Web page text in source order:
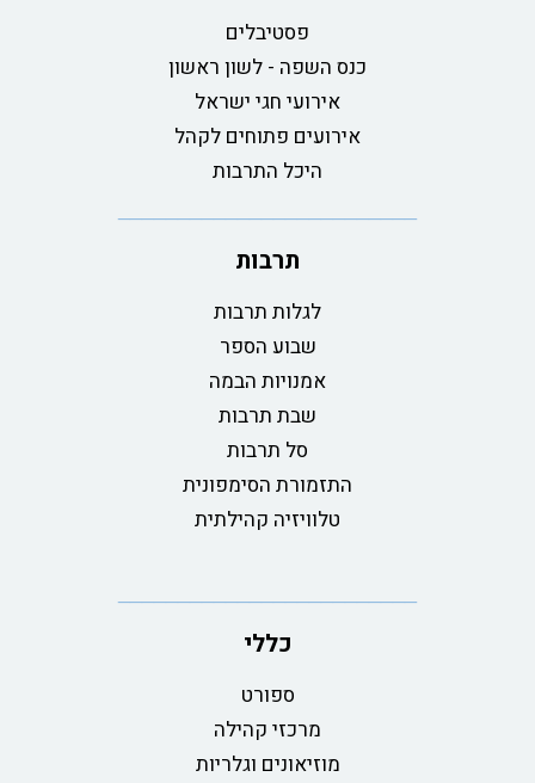
פסטיבלים
כנס השפה - לשון ראשון
אירועי חגי ישראל
אירועים פתוחים לקהל
היכל התרבות
תרבות
לגלות תרבות
שבוע הספר
אמנויות הבמה
שבת תרבות
סל תרבות
התזמורת הסימפונית
טלוויזיה קהילתית
כללי
ספורט
מרכזי קהילה
מוזיאונים וגלריות